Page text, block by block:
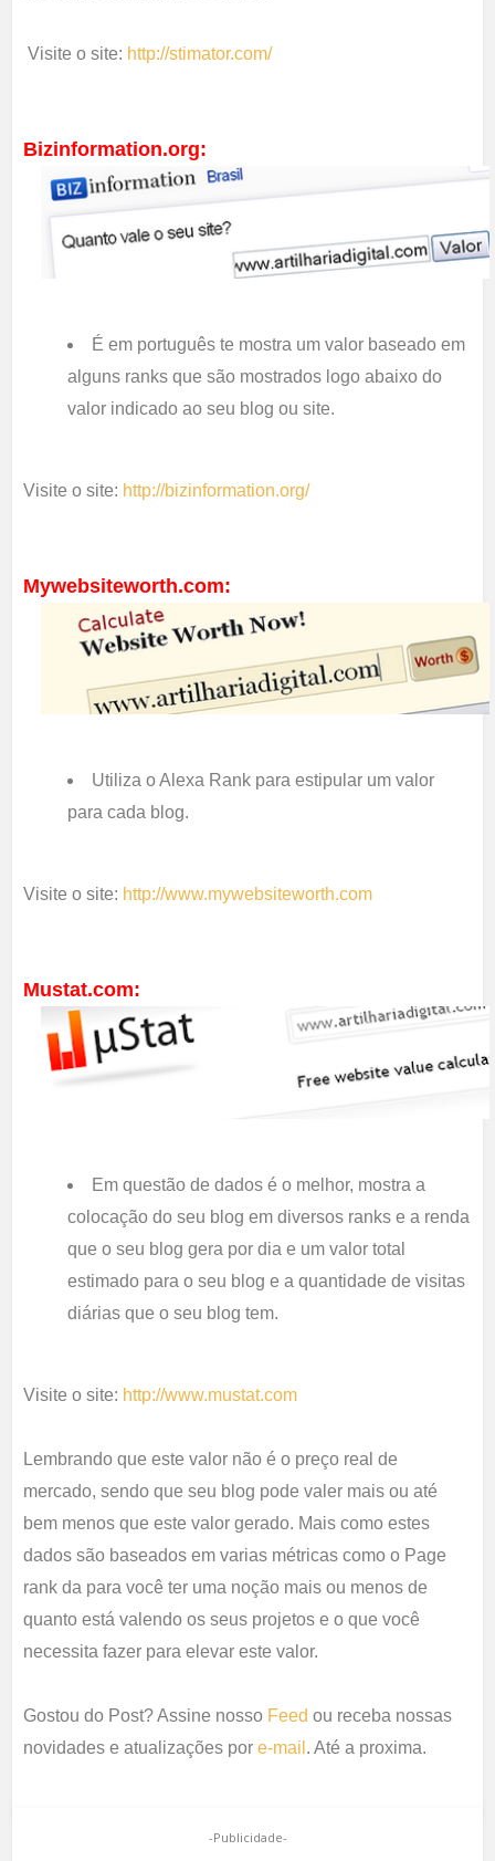
Visite o site: http://stimator.com/
Bizinformation.org:
É em português te mostra um valor baseado em
alguns ranks que são mostrados logo abaixo do
valor indicado ao seu blog ou site.
Visite o site: http://bizinformation.org/
Mywebsiteworth.com:
Utiliza o Alexa Rank para estipular um valor
para cada blog.
Visite o site: http://www.mywebsiteworth.com
Mustat.com:
Em questão de dados é o melhor, mostra a
colocação do seu blog em diversos ranks e a renda
que o seu blog gera por dia e um valor total
estimado para o seu blog e a quantidade de visitas
diárias que o seu blog tem.
Visite o site: http://www.mustat.com
Lembrando que este valor não é o preço real de
mercado, sendo que seu blog pode valer mais ou até
bem menos que este valor gerado. Mais como estes
dados são baseados em varias métricas como o Page
rank da para você ter uma noção mais ou menos de
quanto está valendo os seus projetos e o que você
necessita fazer para elevar este valor.
Gostou do Post? Assine nosso Feed ou receba nossas
novidades e atualizações por e-mail . Até a proxima.
-Publicidade-